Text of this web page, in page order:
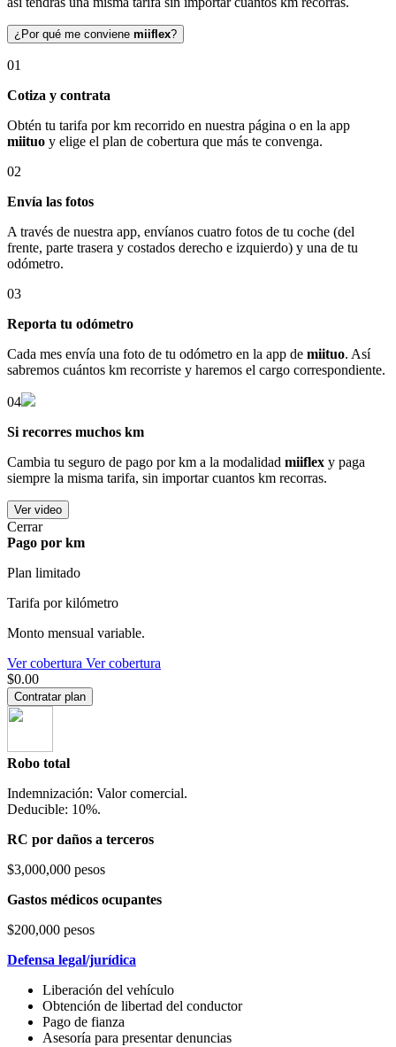
¿Por qué me conviene miiflex?
01
Cotiza y contrata
Obtén tu tarifa por km recorrido en nuestra página o en la app
miituo y elige el plan de cobertura que más te convenga.
02
Envía las fotos
A través de nuestra app, envíanos cuatro fotos de tu coche (del
frente, parte trasera y costados derecho e izquierdo) y una de tu
odómetro.
03
Reporta tu odómetro
Cada mes envía una foto de tu odómetro en la app de miituo. Así
sabremos cuántos km recorriste y haremos el cargo correspondiente.
04
Si recorres muchos km
Cambia tu seguro de pago por km a la modalidad miiflex y paga
siempre la misma tarifa, sin importar cuantos km recorras.
Ver video
Cerrar
Pago por km
Plan limitado
Tarifa por kilómetro
Monto mensual variable.
Ver cobertura Ver cobertura
$0.00
Contratar plan
Robo total
Indemnización: Valor comercial.
Deducible: 10%.
RC por daños a terceros
$3,000,000 pesos
Gastos médicos ocupantes
$200,000 pesos
Defensa legal/jurídica
Liberación del vehículo
Obtención de libertad del conductor
Pago de fianza
Asesoría para presentar denuncias